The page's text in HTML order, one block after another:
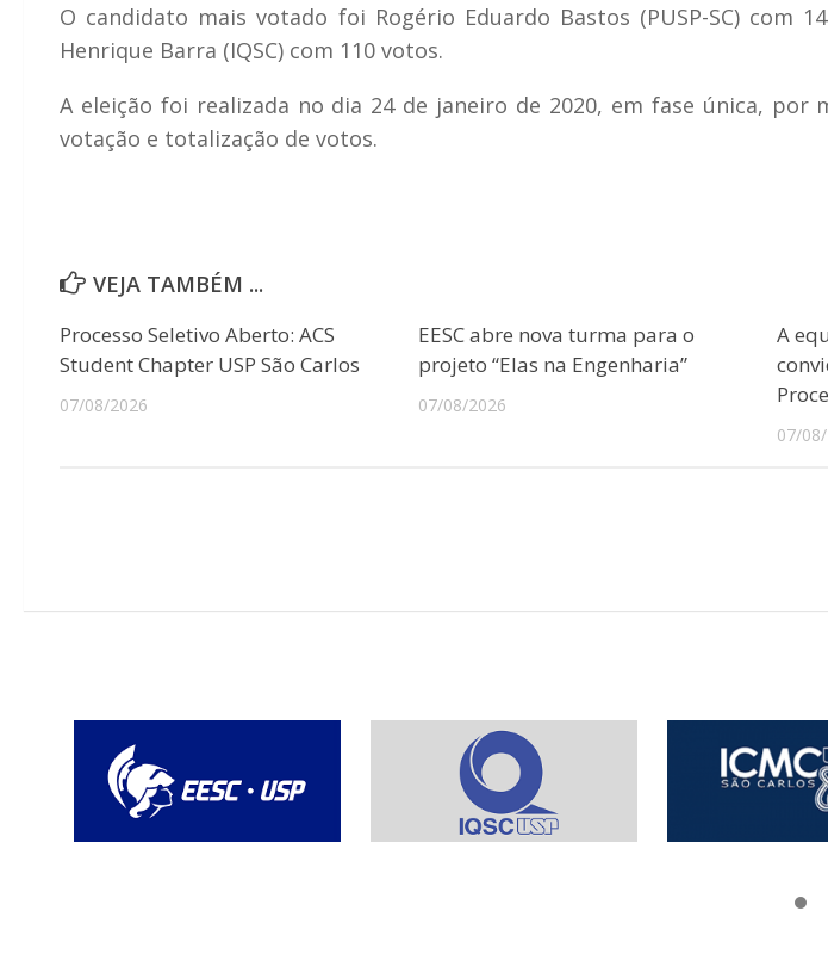
O candidato mais votado foi Rogério Eduardo Bastos (PUSP-SC) com
Henrique Barra (IQSC) com 110 votos.
A eleição foi realizada no dia 24 de janeiro de 2020, em fase única, por
votação e totalização de votos.
VEJA TAMBÉM ...
Processo Seletivo Aberto: ACS
Student Chapter USP São Carlos
07/08/2026
EESC abre nova turma para o
projeto “Elas na Engenharia”
07/08/2026
A
07/